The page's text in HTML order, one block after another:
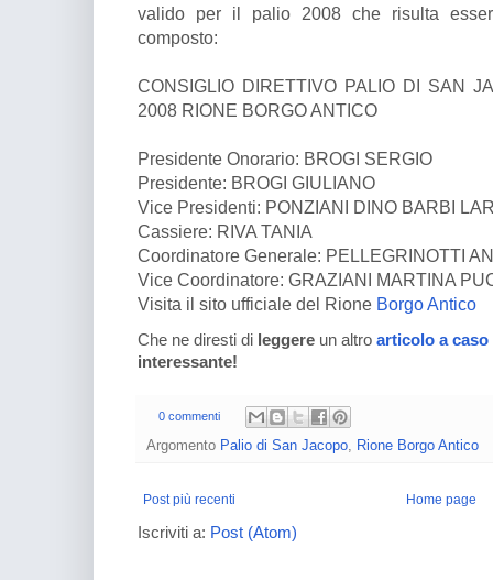
valido per il palio 2008 che risulta
composto:
CONSIGLIO DIRETTIVO PALIO DI SAN
2008 RIONE BORGO ANTICO
Presidente Onorario: BROGI SERGIO
Presidente: BROGI GIULIANO
Vice Presidenti: PONZIANI DINO BARBI
Cassiere: RIVA TANIA
Coordinatore Generale: PELLEGRINOTTI
Vice Coordinatore: GRAZIANI MARTINA
Visita il sito ufficiale del Rione Borgo Antico
Che ne diresti di leggere un altro articolo a caso
interessante!
0 commenti
Argomento Palio di San Jacopo, Rione Borgo Antico
Post più recenti Home page
Iscriviti a: Post (Atom)